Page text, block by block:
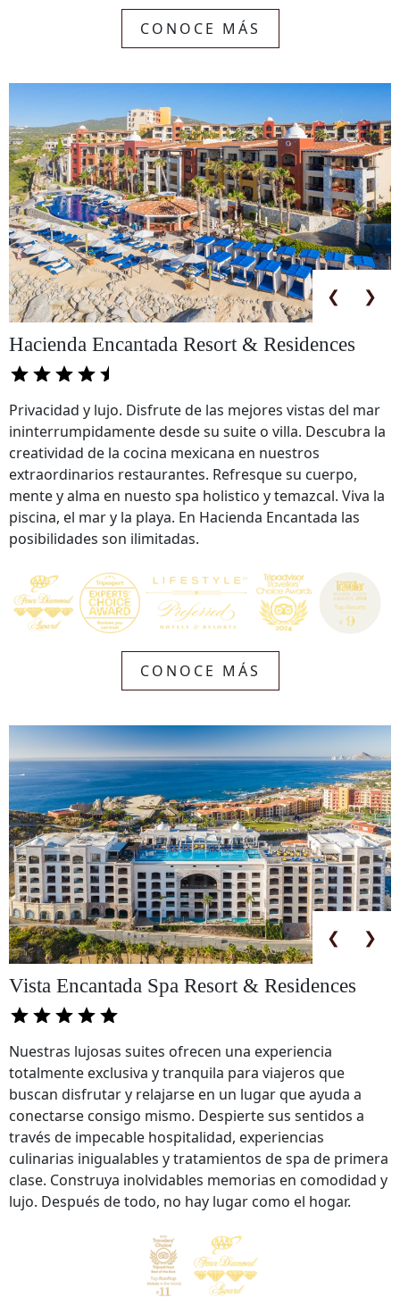
La
Colección
CONOCE MÁS
❮ ❯
Hacienda Encantada Resort & Residences
Privacidad y lujo. Disfrute de las mejores vistas del mar
ininterrumpidamente desde su suite o villa. Descubra la
creatividad de la cocina mexicana en nuestros
extraordinarios restaurantes. Refresque su cuerpo,
mente y alma en nuesto spa holistico y temazcal. Viva la
piscina, el mar y la playa. En Hacienda Encantada las
posibilidades son ilimitadas.
CONOCE MÁS
❮ ❯
Vista Encantada Spa Resort & Residences
Nuestras lujosas suites ofrecen una experiencia
totalmente exclusiva y tranquila para viajeros que
buscan disfrutar y relajarse en un lugar que ayuda a
conectarse consigo mismo. Despierte sus sentidos a
través de impecable hospitalidad, experiencias
culinarias inigualables y tratamientos de spa de primera
clase. Construya inolvidables memorias en comodidad y
lujo. Después de todo, no hay lugar como el hogar.